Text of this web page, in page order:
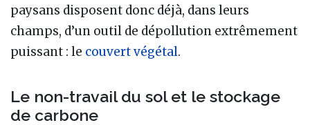
paysans disposent donc déjà, dans leurs
champs, d’un outil de dépollution extrêmement
puissant : le couvert végétal.
Le non-travail du sol et le stockage
de carbone